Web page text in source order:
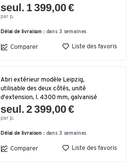
seul. 1 399,00 €
par p.
Délai de livraison : dans 3 semaines
Comparer Liste des favoris
Abri extérieur modèle Leipzig,
utilisable des deux côtés, unité
d'extension, l. 4300 mm, galvanisé
seul. 2 399,00 €
par p.
Délai de livraison : dans 3 semaines
Comparer Liste des favoris